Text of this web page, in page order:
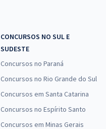
CONCURSOS NO SUL E
SUDESTE
Concursos no Paraná
Concursos no Rio Grande do Sul
Concursos em Santa Catarina
Concursos no Espírito Santo
Concursos em Minas Gerais